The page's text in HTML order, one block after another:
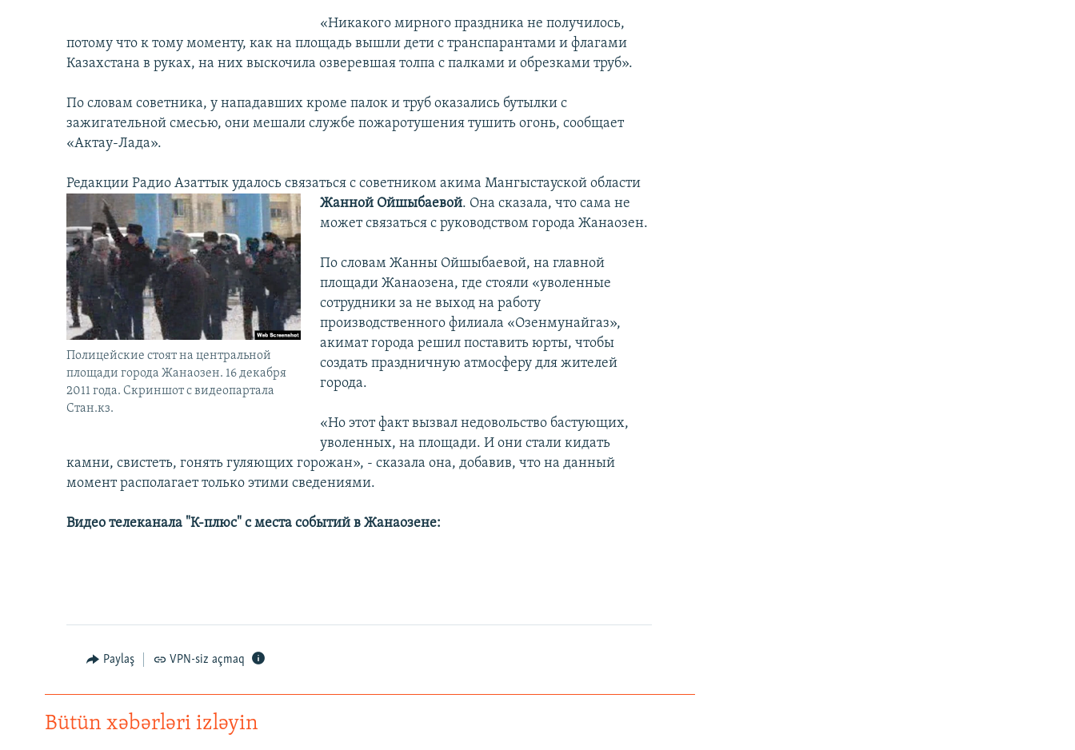
«Никакого мирного праздника не получилось,
потому что к тому моменту, как на площадь вышли дети с транспарантами и флагами
Казахстана в руках, на них выскочила озверевшая толпа с палками и обрезками труб».
По словам советника, у нападавших кроме палок и труб оказались бутылки с
зажигательной смесью, они мешали службе пожаротушения тушить огонь, сообщает
«Актау-Лада».
Редакции Радио Азаттык удалось связаться с советником акима Мангыстауской области
Жанной Ойшыбаевой. Она сказала, что сама не
Полицейские стоят на центральной
площади города Жанаозен. 16 декабря
2011 года. Скриншот с видеопартала
Стан.кз.
может связаться с руководством города Жанаозен.
По словам Жанны Ойшыбаевой, на главной
площади Жанаозена, где стояли «уволенные
сотрудники за не выход на работу
производственного филиала «Озенмунайгаз»,
акимат города решил поставить юрты, чтобы
создать праздничную атмосферу для жителей
города.
«Но этот факт вызвал недовольство бастующих,
уволенных, на площади. И они стали кидать
камни, свистеть, гонять гуляющих горожан», - сказала она, добавив, что на данный
момент располагает только этими сведениями.
Видео телеканала "К-плюс" с места событий в Жанаозене:
Paylaş VPN-siz açmaq
Bütün xəbərləri izləyin